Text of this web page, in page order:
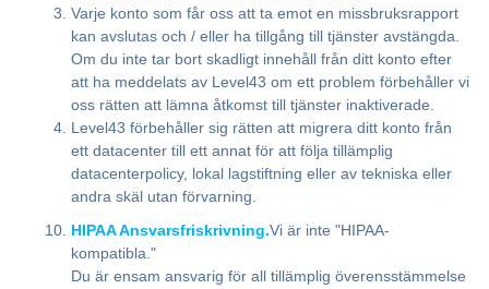
Varje konto som får oss att ta emot en missbruksrapport
kan avslutas och / eller ha tillgång till tjänster avstängda.
Om du inte tar bort skadligt innehåll från ditt konto efter
att ha meddelats av Level43 om ett problem förbehåller vi
oss rätten att lämna åtkomst till tjänster inaktiverade.
Level43 förbehåller sig rätten att migrera ditt konto från
ett datacenter till ett annat för att följa tillämplig
datacenterpolicy, lokal lagstiftning eller av tekniska eller
andra skäl utan förvarning.
HIPAA Ansvarsfriskrivning.Vi är inte "HIPAA-
kompatibla."
Du är ensam ansvarig för all tillämplig överensstämmelse